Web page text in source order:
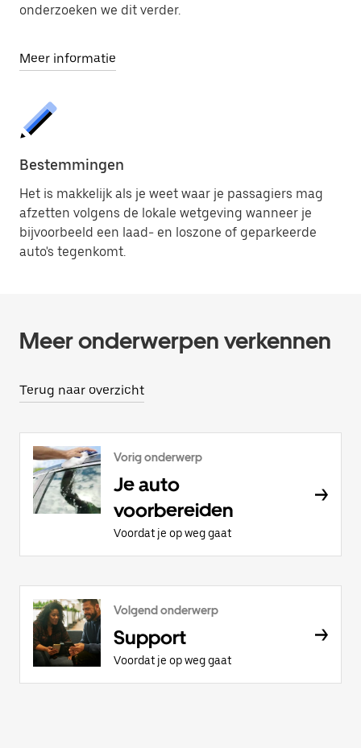
onderzoeken we dit verder.
Meer informatie
Bestemmingen
Het is makkelijk als je weet waar je passagiers mag
afzetten volgens de lokale wetgeving wanneer je
bijvoorbeeld een laad- en loszone of geparkeerde
auto's tegenkomt.
Meer onderwerpen verkennen
Terug naar overzicht
Vorig onderwerp
Je auto
voorbereiden
Voordat je op weg gaat
Volgend onderwerp
Support
Voordat je op weg gaat